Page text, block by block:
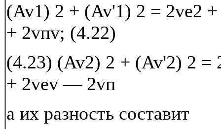
(Av1) 2 + (Av'1) 2 = 2vе2
+ 2vпv; (4.22)
(4.23) (Av2) 2 + (Av'2) 2 =
+ 2vеv — 2vп
а их разность составит